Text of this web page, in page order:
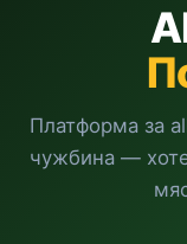
Платформа за
чужбина —